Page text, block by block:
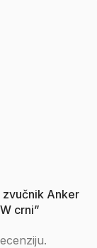
Anker
crni”